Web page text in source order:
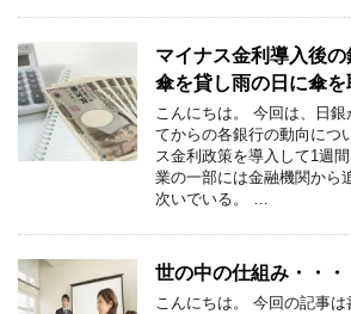
マイナス金利導入後
傘を貸し雨の日に傘を
こんにちは。 今回は、日
てからの各銀行の動向につ
ス金利政策を導入して1週
業の一部には金融機関から
次いでいる。 …
世の中の仕組み・・・
こんにちは。 今回の記事